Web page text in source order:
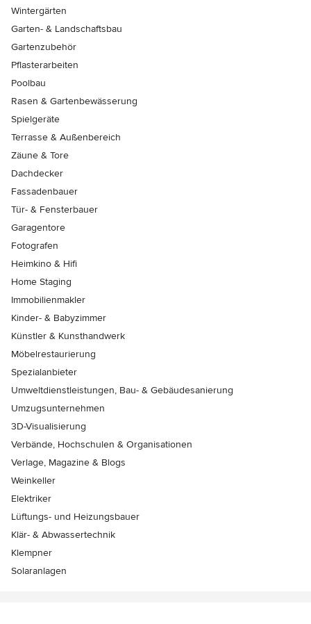
Wintergärten
Garten- & Landschaftsbau
Gartenzubehör
Pflasterarbeiten
Poolbau
Rasen & Gartenbewässerung
Spielgeräte
Terrasse & Außenbereich
Zäune & Tore
Dachdecker
Fassadenbauer
Tür- & Fensterbauer
Garagentore
Fotografen
Heimkino & Hifi
Home Staging
Immobilienmakler
Kinder- & Babyzimmer
Künstler & Kunsthandwerk
Möbelrestaurierung
Spezialanbieter
Umweltdienstleistungen, Bau- & Gebäudesanierung
Umzugsunternehmen
3D-Visualisierung
Verbände, Hochschulen & Organisationen
Verlage, Magazine & Blogs
Weinkeller
Elektriker
Lüftungs- und Heizungsbauer
Klär- & Abwassertechnik
Klempner
Solaranlagen